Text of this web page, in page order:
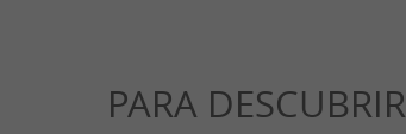
PARA DESCUBRIR